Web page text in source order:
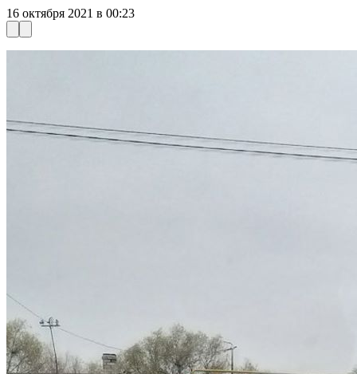
16 октября 2021 в 00:23